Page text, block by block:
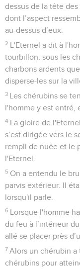
dessus de la tête
dont l’aspect
au-dessus d’eux.
2 L'Eternel a dit à
tourbillon, sous les
charbons ardents
disperse-les sur la
3 Les chérubins se
l'homme y est entré,
4 La gloire de
s’est dirigée vers le
rempli de nuée et le
l'Eternel.
5 On a entendu le
parvis extérieur. Il
lorsqu'il parle.
6 Lorsque l'homme
du feu à l’intérieur
allé se placer près
7 Alors un chérubin a
chérubins pour